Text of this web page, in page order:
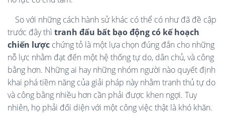
So với những cách hành sử khác có thể có như đã đề cập
trước đây thì tranh đấu bất bạo động có kế hoạch
chiến lược chứng tỏ là một lựachọn đúng đắn cho những
nỗ lực nhằm đạt đến một hệ thống tự do, dân chủ, và công
bằng hơn. Những ai hay những nhóm người nào quyết định
khai phá tiềm năng của giải pháp này nhằm tranh thủ tự do
và công bằng nhiều hơn cần phải được khen ngợi. Tuy
nhiên, họ phải đối diện với một công việc thật là khó khăn.